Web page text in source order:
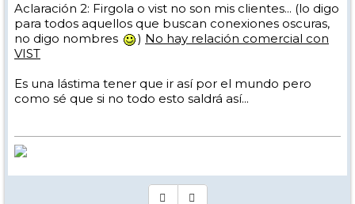
Aclaración 2: Firgola o vist no son mis clientes... (lo digo
para todos aquellos que buscan conexiones oscuras,
no digo nombres
) No hay relación comercial con
VIST
Es una lástima tener que ir así por el mundo pero
como sé que si no todo esto saldrá así...